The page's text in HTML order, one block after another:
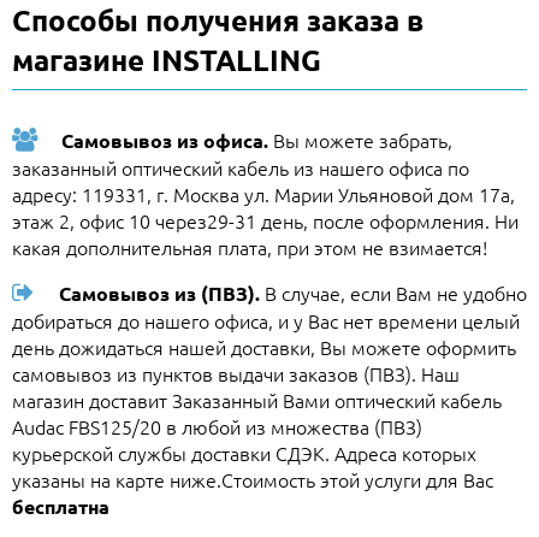
Способы получения заказа в
магазине INSTALLING
Самовывоз из офиса. Вы можете забрать,
заказанный оптический кабель из нашего офиса по
адресу: 119331, г. Москва ул. Марии Ульяновой дом 17а,
этаж 2, офис 10 через29-31 день, после оформления. Ни
какая дополнительная плата, при этом не взимается!
Самовывоз из (ПВЗ). В случае, если Вам не удобно
добираться до нашего офиса, и у Вас нет времени целый
день дожидаться нашей доставки, Вы можете оформить
самовывоз из пунктов выдачи заказов (ПВЗ). Наш
магазин доставит Заказанный Вами оптический кабель
Audac FBS125/20 в любой из множества (ПВЗ)
курьерской службы доставки СДЭК. Адреса которых
указаны на карте ниже.Стоимость этой услуги для Вас
бесплатна